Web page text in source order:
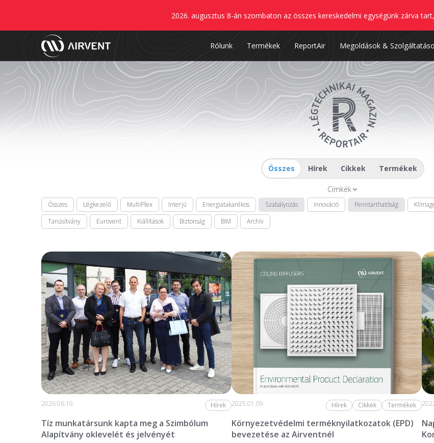
2026. augusztus 8-án szombaton az összes kereskedelmi egységünk zárva
Rólunk Termékek ReportAir Megoldások &
Összes Hírek Cikkek Termékek
Címkék
Összes Légkezelő MultiPlex Interjú Energiatakarékos Szabályozás Innováció Fenntarthatóság
Tanúsítvány
Eurovent Kiállítások Biztonság BIM Archív
2026.06.19. Hírek
Tíz munkatársunk kapta meg a Szimbólum
Alapítvány oklevelét és jelvényét
2025.01.09. Hírek Cikkek Termékek
Környezetvédelmi terméknyilatkozatok (EPD)
bevezetése az Airventnél